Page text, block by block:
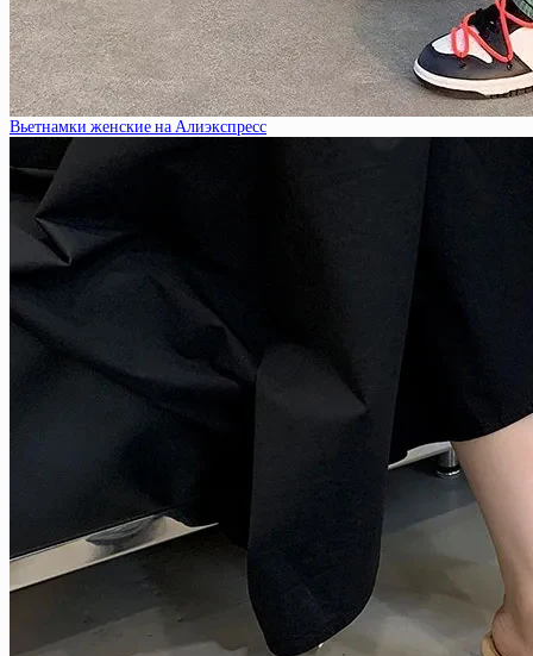
Вьетнамки женские на Алиэкспресс